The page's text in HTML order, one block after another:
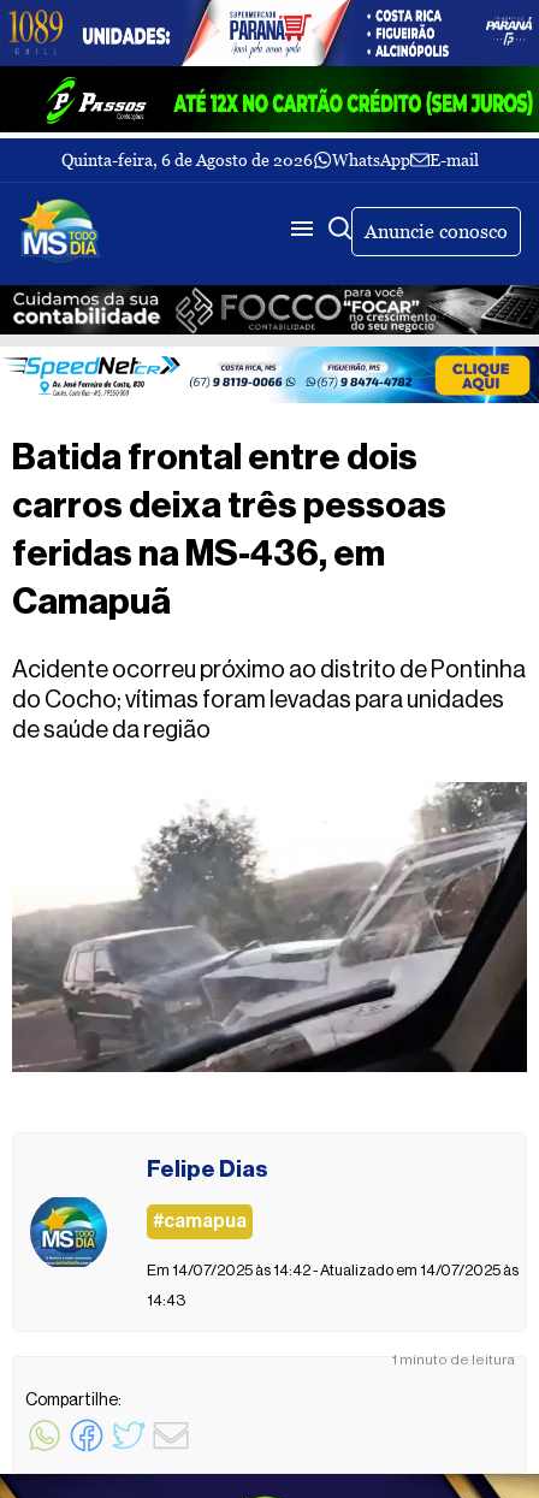
Quinta-feira, 6 de Agosto de 2026 WhatsApp E-mail
Fechar Menu
Últimas
notícias
Galeria
de
fotos
Sobre
Nós
TV
MS
dia
Fale
Anuncie conosco
Buscar
1 minuto de leitura
Batida frontal entre dois
carros deixa três pessoas
feridas na MS-436, em
Camapuã
Acidente ocorreu próximo ao distrito de Pontinha
do Cocho; vítimas foram levadas para unidades
de saúde da região
Felipe Dias
#camapua
Em 14/07/2025 às 14:42 - Atualizado em 14/07/2025 às
14:43
Compartilhe: